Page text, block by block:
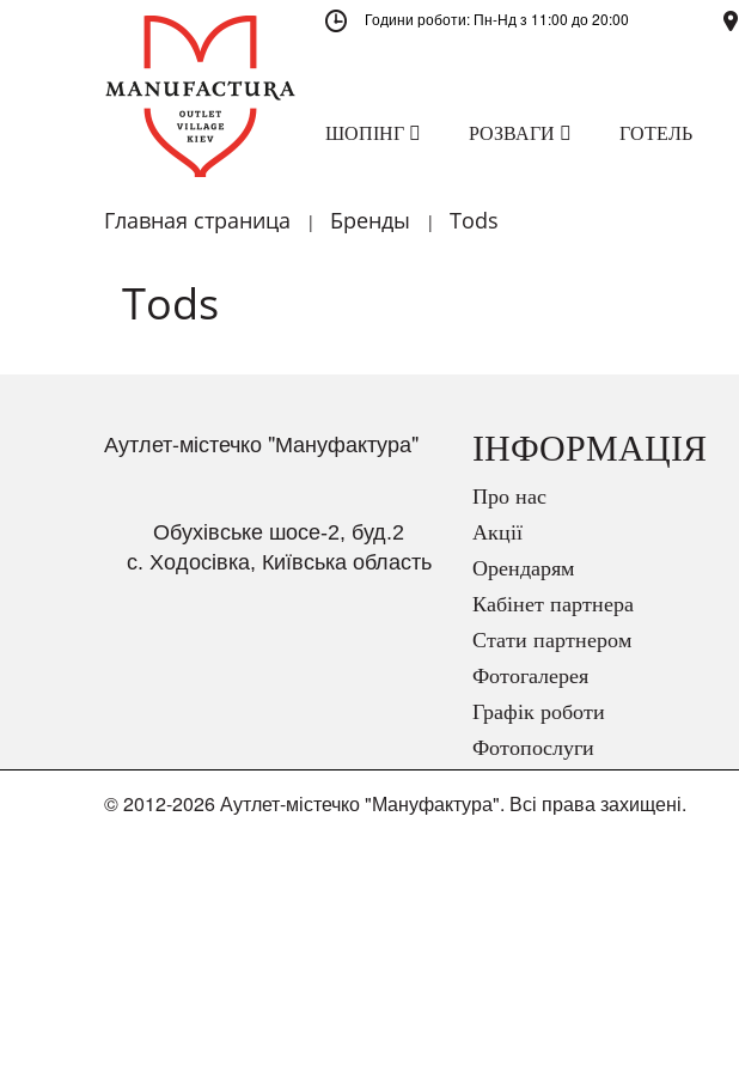
Години роботи: Пн-Нд з 11:00 до 20:00
ШОПІНГ РОЗВАГИ ГОТЕЛЬ
Главная страница | Бренды | Tods
Tods
Аутлет-містечко "Мануфактура"
Обухівське шосе-2, буд.2
с. Ходосівка, Київська область
ІНФОРМАЦІЯ
Про нас
Акції
Орендарям
Кабінет партнера
Стати партнером
Фотогалерея
Графік роботи
Фотопослуги
© 2012-2026 Аутлет-містечко "Мануфактура". Всі права захищені.